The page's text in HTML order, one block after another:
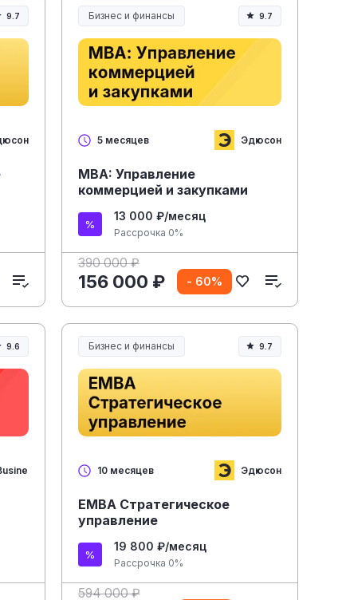
9.7 Бизнес и финансы 9.7
5 месяцев Эдюсон
MBA: Управление
коммерцией и закупками
13 000 ₽/месяц
Рассрочка 0%
390 000 ₽
156 000 ₽ - 60%
9.6
Academy
Бизнес и финансы 9.7
10 месяцев Эдюсон
EMBA Стратегическое
управление
19 800 ₽/месяц
Рассрочка 0%
594 000 ₽